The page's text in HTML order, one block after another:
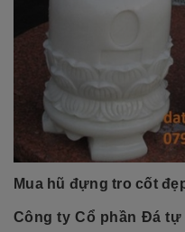
Mua hũ đựng tro cốt
Công ty Cổ phần Đá tự